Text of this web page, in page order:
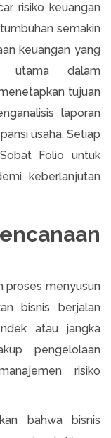
risiko keuangan
semakin
keuangan yang
utama dalam
tujuan
laporan
usaha. Setiap
Folio untuk
keberlanjutan
proses menyusun
bisnis berjalan
atau jangka
pengelolaan
risiko
bahwa bisnis